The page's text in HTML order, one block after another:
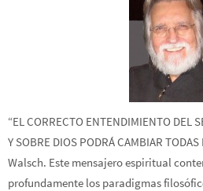
“EL CORRECTO ENTENDIMIENTO DEL
Y SOBRE DIOS PODRÁ CAMBIAR
Walsch. Este mensajero espiritual
profundamente los paradigmas